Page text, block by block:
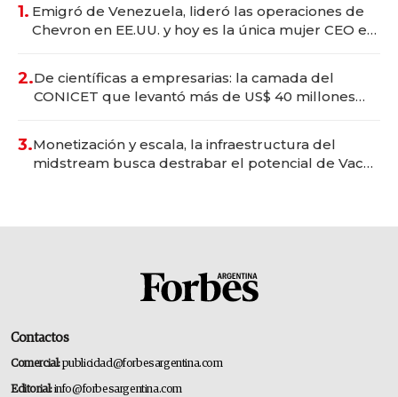
1. Emigró de Venezuela, lideró las operaciones de
Chevron en EE.UU. y hoy es la única mujer CEO en
2.De científicas a empresarias: la camada del
CONICET que levantó más de US$ 40 millones
3.Monetización y escala, la infraestructura del
midstream busca destrabar el potencial de Vaca
Contactos
Comercial:publicidad@forbesargentina.com
Editorial:info@forbesargentina.com